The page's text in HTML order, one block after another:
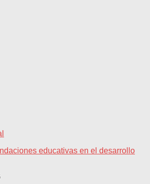
educativas en el desarrollo